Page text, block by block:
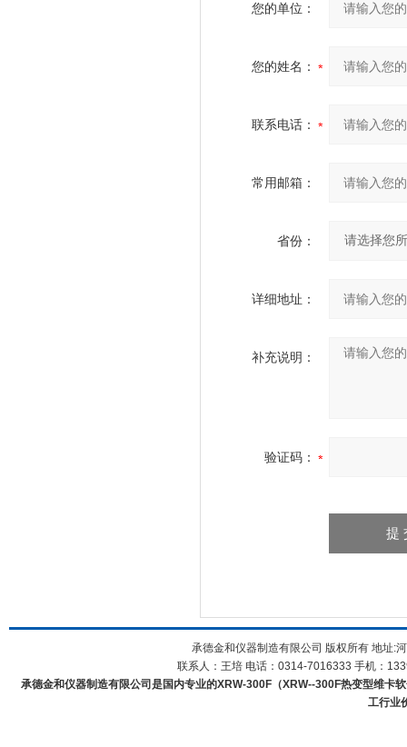
您的单位：
您的姓名：
联系电话：
常用邮箱：
省份：
详细地址：
补充说明：
验证码：
承德金和仪器制造有限公司 版权所有 地址:
联系人：王培 电话：0314-7016333 手机：
承德金和仪器制造有限公司是国内专业的XRW-300F（XRW--300F热变型维卡
工行业